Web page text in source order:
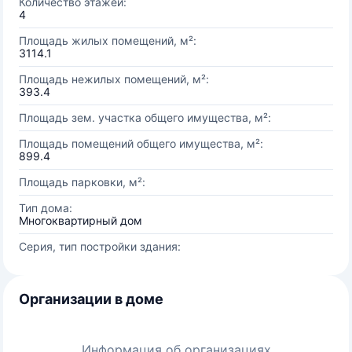
4
Площадь жилых помещений, м²:
3114.1
Площадь нежилых помещений, м²:
393.4
Площадь зем. участка общего имущества, м²:
Площадь помещений общего имущества, м²:
899.4
Площадь парковки, м²:
Тип дома:
Многоквартирный дом
Серия, тип постройки здания:
Организации в доме